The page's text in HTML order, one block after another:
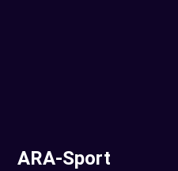
ARA-Sport